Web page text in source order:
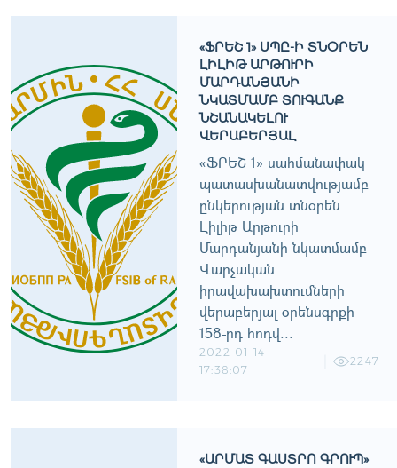
«ՖՐԵՇ 1» ՍՊԸ-Ի ՏՆՕՐԵՆ
ԼԻԼԻԹ ԱՐԹՈՒՐԻ
ՄԱՐԴԱՆՅԱՆԻ
ՆԿԱՏՄԱՄԲ ՏՈՒԳԱՆՔ
ՆՇԱՆԱԿԵԼՈՒ
ՎԵՐԱԲԵՐՅԱԼ
«ՖՐԵՇ 1» սահմանափակ
պատասխանատվությամբ
ընկերության տնօրեն
Լիլիթ Արթուրի
Մարդանյանի նկատմամբ
Վարչական
իրավախախտումների
վերաբերյալ օրենսգրքի
158-րդ հոդվ...
2022-01-14
17:38:07
2247
«ԱՐՄԱՏ ԳԱՍՏՐՈ ԳՐՈՒՊ»